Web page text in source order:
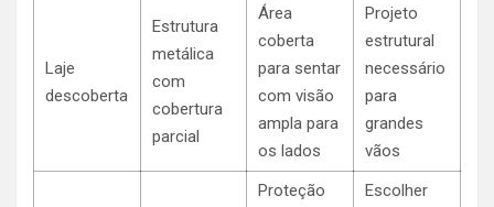
Laje
descoberta
Estrutura
metálica
com
cobertura
parcial
Área
coberta
para sentar
com visão
ampla para
os lados
Projeto
estrutural
necessário
para
grandes
vãos
Proteção
Escolher